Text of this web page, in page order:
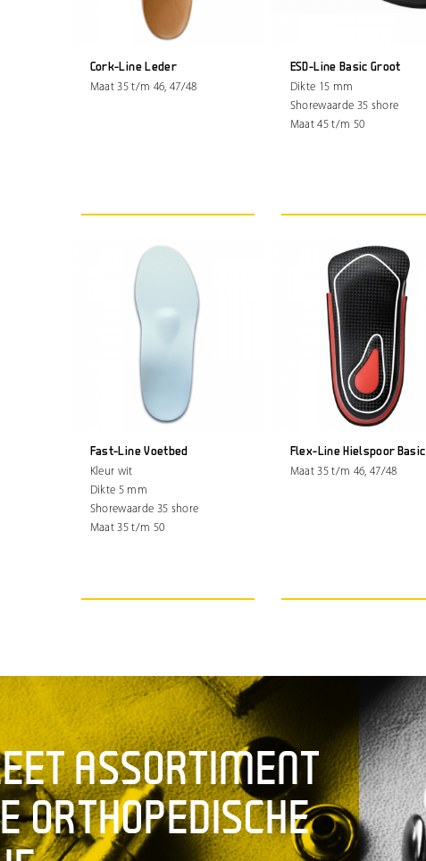
Cork-Line Leder
Maat 35 t/m 46, 47/48
ESD-Line Basic Groot
Dikte 15 mm
Shorewaarde 35 shore
Maat 45 t/m 50
Fast-Line Voetbed
Kleur wit
Dikte 5 mm
Shorewaarde 35 shore
Maat 35 t/m 50
Flex-Line Hielspoor Basic
Maat 35 t/m 46, 47/48
ASSORTIMENT
ORTHOPEDISCHE